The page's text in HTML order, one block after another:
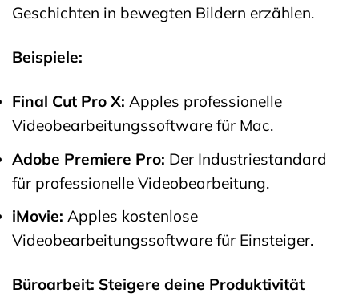
Geschichten in bewegten Bildern erzählen.
Beispiele:
Final Cut Pro X: Apples professionelle
Videobearbeitungssoftware für Mac.
Adobe Premiere Pro: Der Industriestandard
für professionelle Videobearbeitung.
iMovie: Apples kostenlose
Videobearbeitungssoftware für Einsteiger.
Büroarbeit: Steigere deine Produktivität